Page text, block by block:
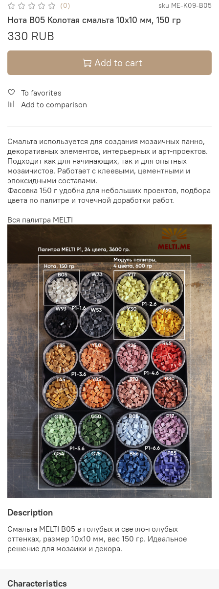
(0) sku ME-K09-B05
Нота B05 Колотая смальта 10х10 мм, 150 гр
330 RUB
Add to cart
To favorites
Add to comparison
Смальта используется для создания мозаичных панно,
декоративных элементов, интерьерных и арт-проектов.
Подходит как для начинающих, так и для опытных
мозаичистов. Работает с клеевыми, цементными и
эпоксидными составами.
Фасовка 150 г удобна для небольших проектов, подбора
цвета по палитре и точечной доработки работ.
Вся палитра MELTI
Description
Смальта MELTI B05 в голубых и светло-голубых
оттенках, размер 10x10 мм, вес 150 гр. Идеальное
решение для мозаики и декора.
Characteristics